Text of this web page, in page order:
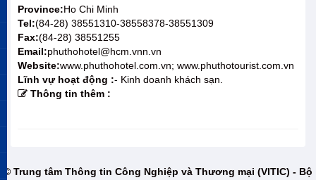
Province:Ho Chi Minh
Tel:(84-28) 38551310-38558378-38551309
Fax:(84-28) 38551255
Email:phuthohotel@hcm.vnn.vn
Website:www.phuthohotel.com.vn; www.phuthotourist.com.vn
Lĩnh vự hoạt động :- Kinh doanh khách sạn.
Thông tin thêm :
© Trung tâm Thông tin Công Nghiệp và Thương mại (VITIC) - Bộ